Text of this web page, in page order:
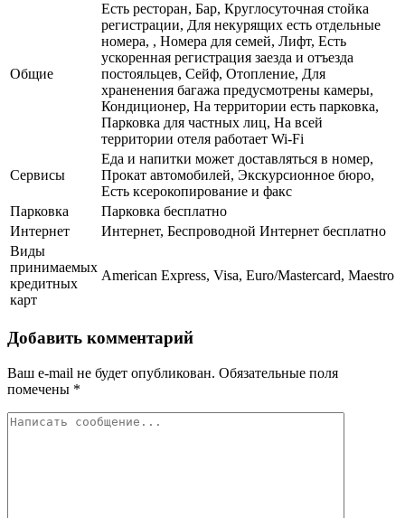
Общие
Есть ресторан, Бар, Круглосуточная стойка
регистрации, Для некурящих есть отдельные
номера, , Номера для семей, Лифт, Есть
ускоренная регистрация заезда и отъезда
постояльцев, Сейф, Отопление, Для
храненения багажа предусмотрены камеры,
Кондиционер, На территории есть парковка,
Парковка для частных лиц, На всей
территории отеля работает Wi-Fi
Сервисы
Еда и напитки может доставляться в номер,
Прокат автомобилей, Экскурсионное бюро,
Есть ксерокопирование и факс
Парковка
Парковка бесплатно
Интернет
Интернет, Беспроводной Интернет бесплатно
Виды
принимаемых
кредитных
карт
American Express, Visa, Euro/Mastercard, Maestro
Добавить комментарий
Ваш e-mail не будет опубликован. Обязательные поля
помечены *